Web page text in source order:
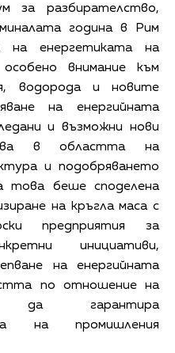
за разбирателство,
година в Рим
на енергетиката на
внимание към
водорода и новите
на енергийната
и възможни нови
в областта на
и подобряването
това беше споделена
на кръгла маса с
предприятия за
инициативи,
на енергийната
по отношение на
да гарантира
на промишления